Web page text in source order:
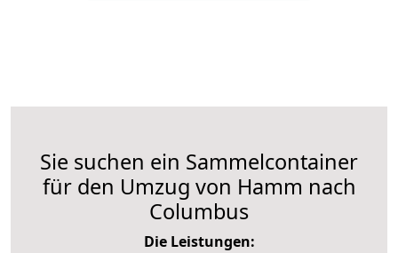
Sie suchen ein Sammelcontainer
für den Umzug von Hamm nach
Columbus
Die Leistungen: